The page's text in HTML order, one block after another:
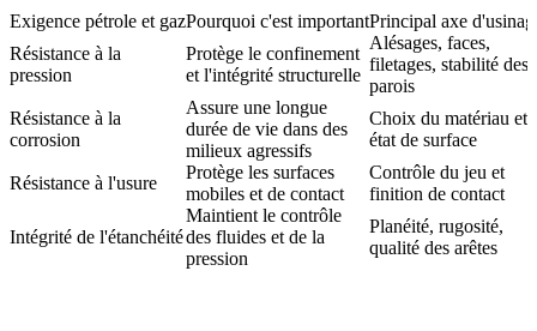
Exigence pétrole et gazPourquoi c'est importantPrincipal axe
Résistance à la
pression
Protège le confinement
et l'intégrité structurelle
Alésages, faces,
filetages, stabilité des
parois
Résistance à la
corrosion
Assure une longue
durée de vie dans des
milieux agressifs
Choix du matériau et
état de surface
Résistance à l'usure
Protège les surfaces
mobiles et de contact
Contrôle du jeu et
finition de contact
Intégrité de l'étanchéité
Maintient le contrôle
des fluides et de la
pression
Planéité, rugosité,
qualité des arêtes